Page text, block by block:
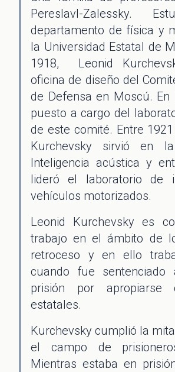
Pereslavl-Zalessky.
departamento de física y
la Universidad Estatal de
1918, Leonid
oficina de diseño del
de Defensa en Moscú. En
puesto a cargo del
de este comité. Entre
Kurchevsky sirvió en
Inteligencia acústica y
lideró el laboratorio de
vehículos motorizados.
Leonid Kurchevsky es
trabajo en el ámbito de
retroceso y en ello
cuando fue
prisión por apropiarse
estatales.
Kurchevsky cumplió la
el campo de
Mientras estaba en